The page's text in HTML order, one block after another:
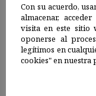
Con su acuerdo,
almacenar,
visita en este sitio
oponerse al
legítimos en
cookies" en nuestra